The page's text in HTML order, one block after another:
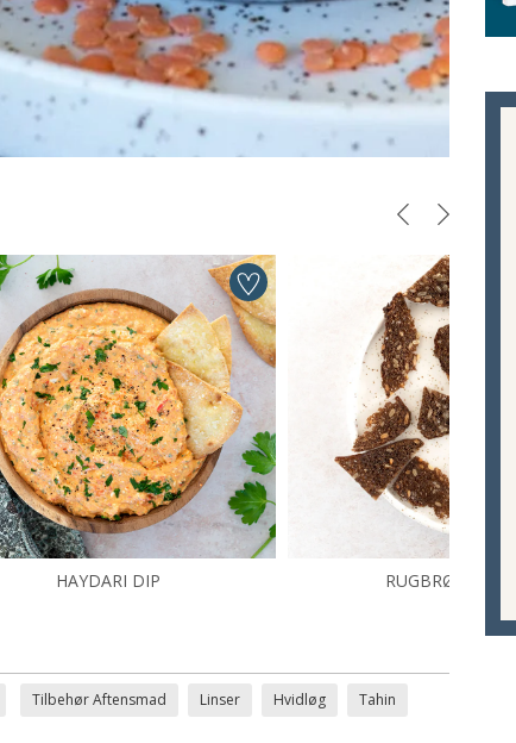
HAYDARI DIP RUGBRØDSCHIPS
Tilbehør Aftensmad Linser Hvidløg Tahin